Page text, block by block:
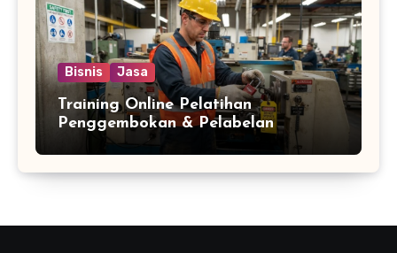
Bisnis Jasa
Training Online Pelatihan
Penggembokan & Pelabelan